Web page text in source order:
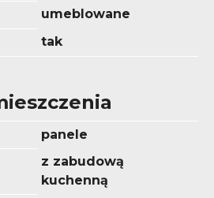
umeblowane
tak
panele
z zabudową
kuchenną